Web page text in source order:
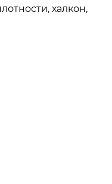
халкон,